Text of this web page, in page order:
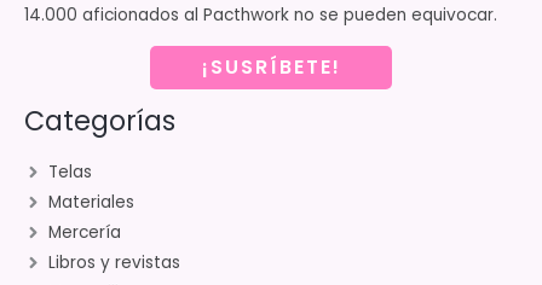
14.000 aficionados al Pacthwork no se pueden equivocar.
¡SUSRÍBETE!
Categorías
Telas
Materiales
Mercería
Libros y revistas